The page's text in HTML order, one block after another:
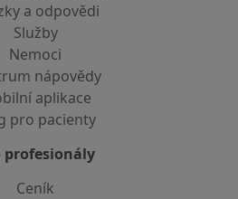
a odpovědi
Služby
Nemoci
nápovědy
aplikace
pro pacienty
profesionály
Ceník